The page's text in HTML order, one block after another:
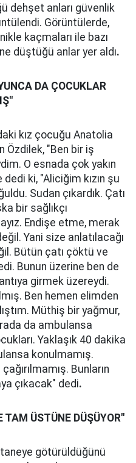
dehşet anları güvenlik
Görüntülerde,
kaçmaları ile bazı
düştüğü anlar yer aldı.
DA ÇOCUKLAR
kız çocuğu Anatolia
Özdilek, "Ben bir iş
O esnada çok yakın
ki, "Aliciğim kızın şu
Sudan çıkardık. Çatı
bir sağlıkçı
Endişe etme, merak
Yani size anlatılacağı
Bütün çatı çöktü ve
Bunun üzerine ben de
girmek üzereydi.
Ben hemen elimden
Müthiş bir yağmur,
da ambulansa
Yaklaşık 40 dakika
konulmamış.
Bunların
çıkacak" dedi.
TAM ÜSTÜNE DÜŞÜYOR"
götürüldüğünü